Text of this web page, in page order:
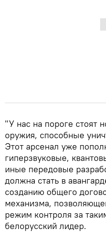
"У нас на пороге стоят
оружия, способные
Этот арсенал уже
гиперзвуковые,
иные передовые
должна стать в
созданию общего
механизма,
режим контроля за
белорусский лидер.